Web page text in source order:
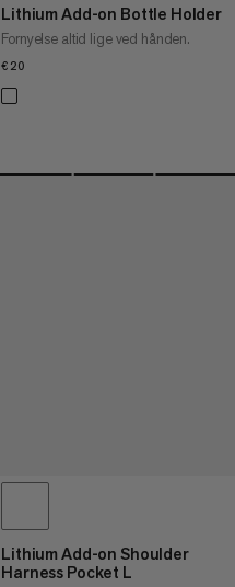
Lithium Add-on Bottle Holder
Fornyelse altid lige ved hånden.
€20
Lithium Add-on Shoulder
Harness Pocket L